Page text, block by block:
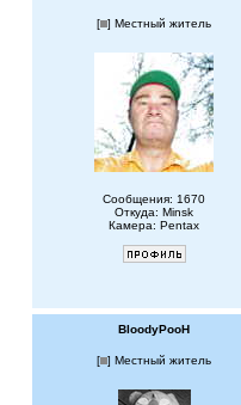
[ ] Местный житель
Сообщения: 1670
Откуда: Minsk
Камера: Pentax
BloodyPooH
[ ] Местный житель